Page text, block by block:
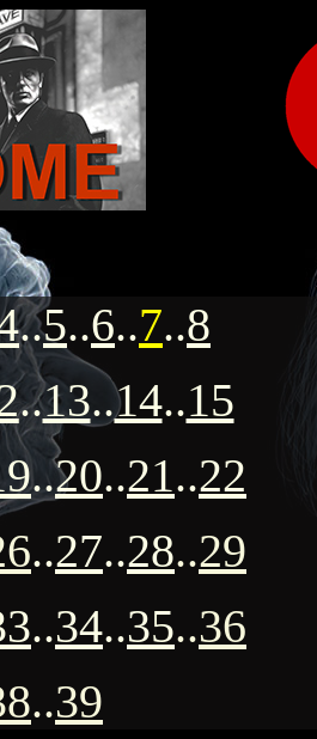
..5..6..7..8
..13..14..15
..20..21..22
..27..28..29
..34..35..36
..39